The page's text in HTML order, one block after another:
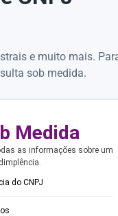
e muito mais.
sob medida.
Medida
as informações sobre um
do CNPJ